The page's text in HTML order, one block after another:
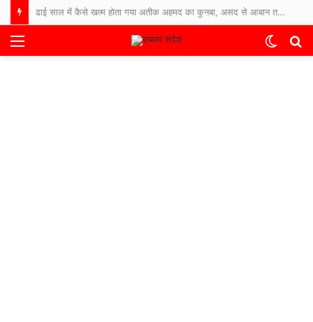
ढाई साल में कैसे खत्म होता गया अतीक अहमद का कुनबा, असद से आबान तक… जानिए कौन जिंदा, कौन जेल में और कौन फरार
Menu
Switch